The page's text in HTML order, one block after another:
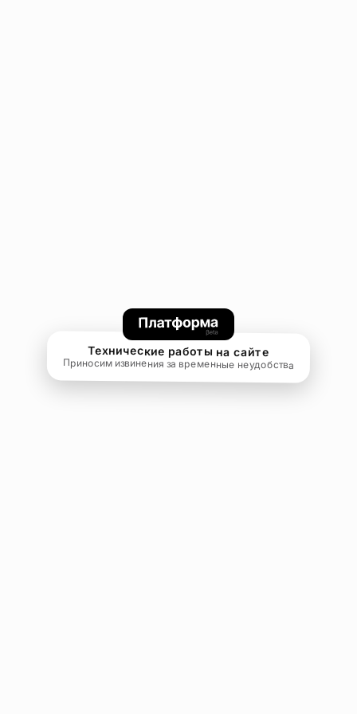
Технические работы на сайте
Приносим извинения за временные неудобства